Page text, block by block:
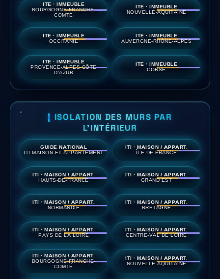
ITE · IMMEUBLE
BOURGOGNE-FRANCHE-
COMTÉ
ITE · IMMEUBLE
NOUVELLE-AQUITAINE
ITE · IMMEUBLE
OCCITANIE
ITE · IMMEUBLE
AUVERGNE-RHÔNE-ALPES
ITE · IMMEUBLE
PROVENCE-ALPES-CÔTE
D'AZUR
ITE · IMMEUBLE
CORSE
ISOLATION DES MURS PAR
L'INTÉRIEUR
GUIDE NATIONAL
ITI MAISON ET APPARTEMENT
ITI · MAISON / APPART.
ÎLE-DE-FRANCE
ITI · MAISON / APPART.
HAUTS-DE-FRANCE
ITI · MAISON / APPART.
GRAND EST
ITI · MAISON / APPART.
NORMANDIE
ITI · MAISON / APPART.
BRETAGNE
ITI · MAISON / APPART.
PAYS DE LA LOIRE
ITI · MAISON / APPART.
CENTRE-VAL DE LOIRE
ITI · MAISON / APPART.
BOURGOGNE-FRANCHE-
COMTÉ
ITI · MAISON / APPART.
NOUVELLE-AQUITAINE